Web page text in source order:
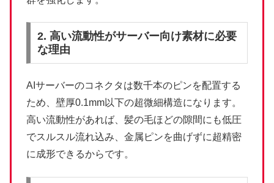
2. 高い流動性がサーバー向け素材に必要
な理由
AIサーバーのコネクタは数千本のピンを配置する
ため、壁厚0.1mm以下の超微細構造になります。
高い流動性があれば、髪の毛ほどの隙間にも低圧
でスルスル流れ込み、金属ピンを曲げずに超精密
に成形できるからです。